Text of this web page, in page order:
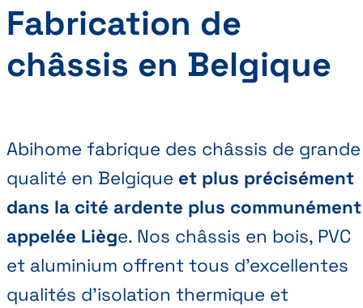
Fabrication de
châssis en Belgique
Abihome fabrique des châssis de grande
qualité en Belgique et plus précisément
dans la cité ardente plus communément
appelée Liège. Nos châssis en bois, PVC
et aluminium offrent tous d’excellentes
qualités d'isolation thermique et